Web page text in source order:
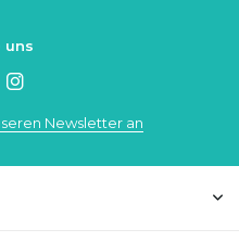
uns
Newsletter an